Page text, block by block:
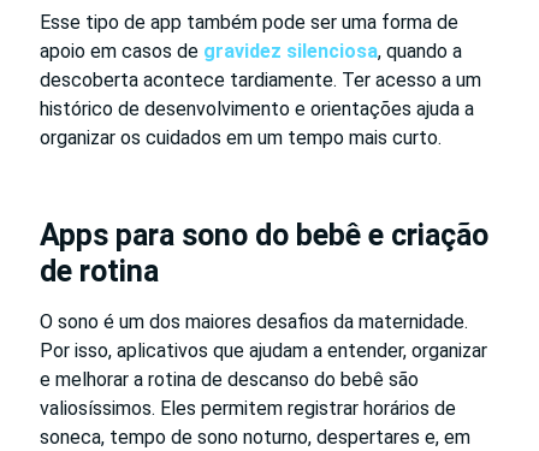
Esse tipo de app também pode ser uma forma de
apoio em casos de gravidez silenciosa, quando a
descoberta acontece tardiamente. Ter acesso a um
histórico de desenvolvimento e orientações ajuda a
organizar os cuidados em um tempo mais curto.
Apps para sono do bebê e criação
de rotina
O sono é um dos maiores desafios da maternidade.
Por isso, aplicativos que ajudam a entender, organizar
e melhorar a rotina de descanso do bebê são
valiosíssimos. Eles permitem registrar horários de
soneca, tempo de sono noturno, despertares e, em